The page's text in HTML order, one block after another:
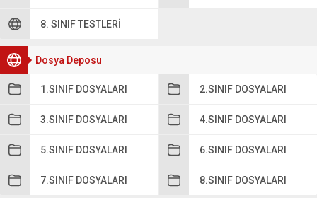
8. SINIF TESTLERI
Dosya Deposu
1.SINIF DOSYALARI 2.SINIF DOSYALARI
3.SINIF DOSYALARI 4.SINIF DOSYALARI
5.SINIF DOSYALARI 6.SINIF DOSYALARI
7.SINIF DOSYALARI 8.SINIF DOSYALARI